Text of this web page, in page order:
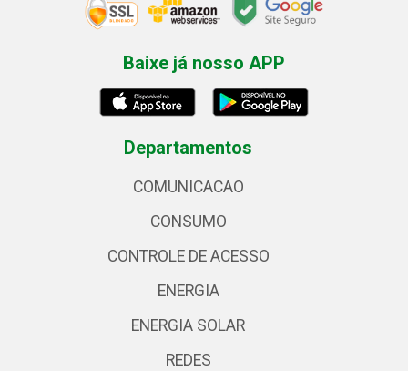
Baixe já nosso APP
Departamentos
COMUNICACAO
CONSUMO
CONTROLE DE ACESSO
ENERGIA
ENERGIA SOLAR
REDES